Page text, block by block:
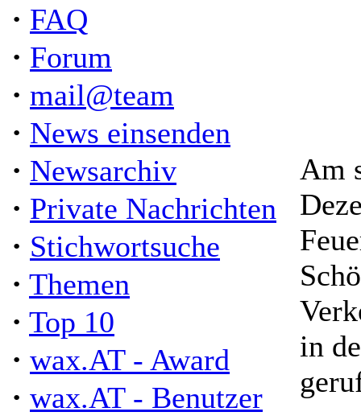
· FAQ
· Forum
· mail@team
· News einsenden
· Newsarchiv
· Private Nachrichten
· Stichwortsuche
· Themen
· Top 10
· wax.AT - Award
· wax.AT - Benutzer
Am
in